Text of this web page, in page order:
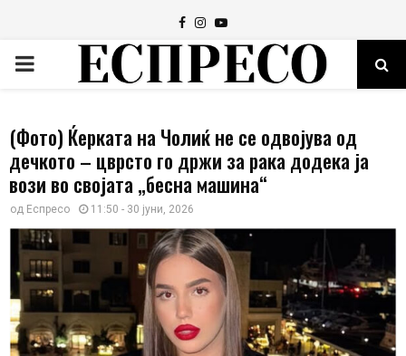
Facebook
Instagram
Youtube
PRIMARY
(Фото) Ќерката на Чолиќ не се одвојува од
дечкото – цврсто го држи за рака додека ја
вози во својата „бесна машина“
од Еспресо 11:50 - 30 јуни, 2026